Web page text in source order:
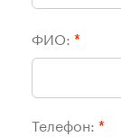
ФИО: *
Телефон: *